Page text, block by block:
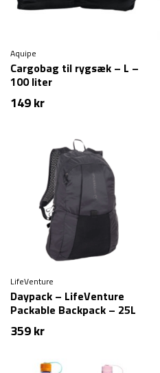
Aquipe
Cargobag til rygsæk – L –
100 liter
149kr
LifeVenture
Daypack – LifeVenture
Packable Backpack – 25L
359kr